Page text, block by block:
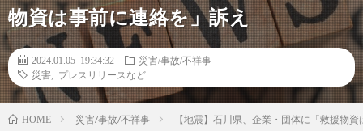
物資は事前に連絡を」訴え
2024.01.05 19:34:32
災害/事故/不祥事
災害
プレスリリースなど
HOME 災害/事故/不祥事 【地震】石川県、企業・団体に「救援物